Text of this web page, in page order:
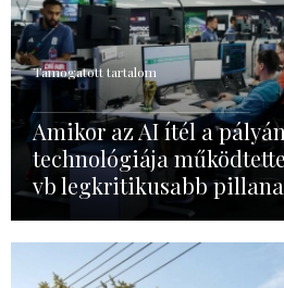
Támogatott tartalom
Amikor az AI ítél a
technológiája
vb legkritikusabb